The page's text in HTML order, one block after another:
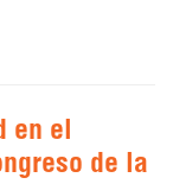
en el
de la